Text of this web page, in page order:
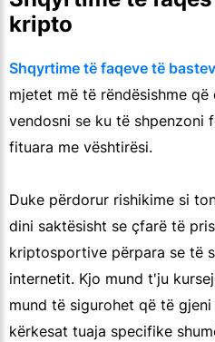
kripto
Shqyrtime të faqeve të
mjetet më të rëndësishme
vendosni se ku të
fituara me vështirësi.
Duke përdorur rishikime si
dini saktësisht se çfarë të
kriptosportive përpara se të
internetit. Kjo mund t'ju
mund të sigurohet që të
kërkesat tuaja specifike